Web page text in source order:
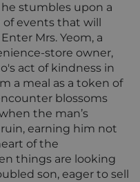
stumbles upon a
of events that will
Mrs. Yeom, a
store owner,
act of kindness in
a meal as a token of
blossoms
the man’s
earning him not
of the
things are looking
son, eager to sell